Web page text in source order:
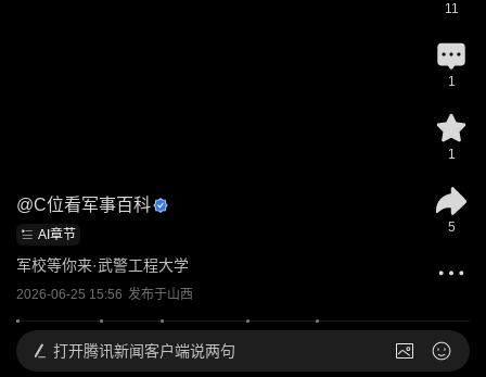
@C位看军事百科
AI章节
军校等你来·武警工程大学
2026-06-25 15:56 发布于山西
11
1
1
5
打开腾讯新闻客户端说两句